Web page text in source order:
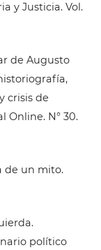
y Justicia. Vol.
de Augusto
crisis de
Online. N° 30.
de un mito.
político